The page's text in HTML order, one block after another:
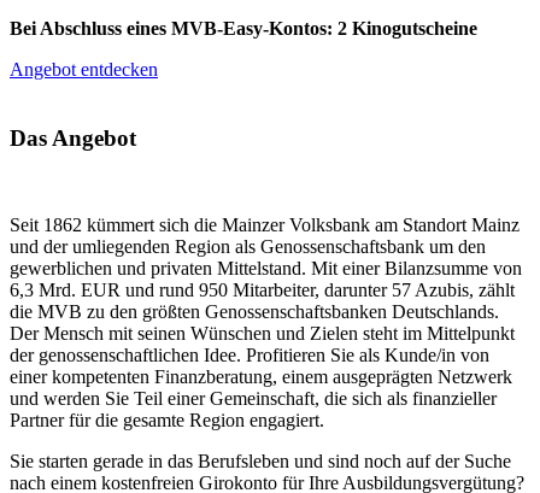
Bei Abschluss eines MVB-Easy-Kontos: 2 Kinogutscheine
Angebot entdecken
Das Angebot
Seit 1862 kümmert sich die Mainzer Volksbank am Standort Mainz
und der umliegenden Region als Genossenschaftsbank um den
gewerblichen und privaten Mittelstand. Mit einer Bilanzsumme von
6,3 Mrd. EUR und rund 950 Mitarbeiter, darunter 57 Azubis, zählt
die MVB zu den größten Genossenschaftsbanken Deutschlands.
Der Mensch mit seinen Wünschen und Zielen steht im Mittelpunkt
der genossenschaftlichen Idee. Profitieren Sie als Kunde/in von
einer kompetenten Finanzberatung, einem ausgeprägten Netzwerk
und werden Sie Teil einer Gemeinschaft, die sich als finanzieller
Partner für die gesamte Region engagiert.
Sie starten gerade in das Berufsleben und sind noch auf der Suche
nach einem kostenfreien Girokonto für Ihre Ausbildungsvergütung?